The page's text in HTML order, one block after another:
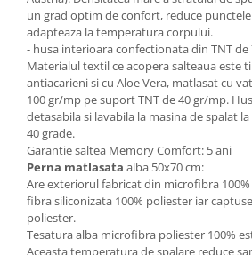
un grad optim de confort, reduce
adapteaza la temperatura corpului.
- husa interioara confectionata din TNT
Materialul textil ce acopera salteaua este
antiacarieni si cu Aloe Vera, matlasat cu
100 gr/mp pe suport TNT de 40 gr/mp.
detasabila si lavabila la masina de spalat
40 grade.
Garantie saltea Memory Comfort: 5 ani
Perna matlasata alba 50x70 cm:
Are exteriorul fabricat din microfibra
fibra siliconizata 100% poliester iar
poliester.
Tesatura alba microfibra poliester 100%
Aceasta temperatura de spalare reduce